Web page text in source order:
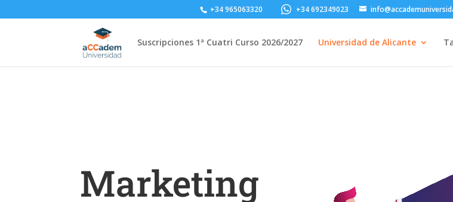
+34 965063320 +34 692349023
Suscripciones 1ª Cuatri Curso 2026/2027 Universidad de Alicante
Marketing